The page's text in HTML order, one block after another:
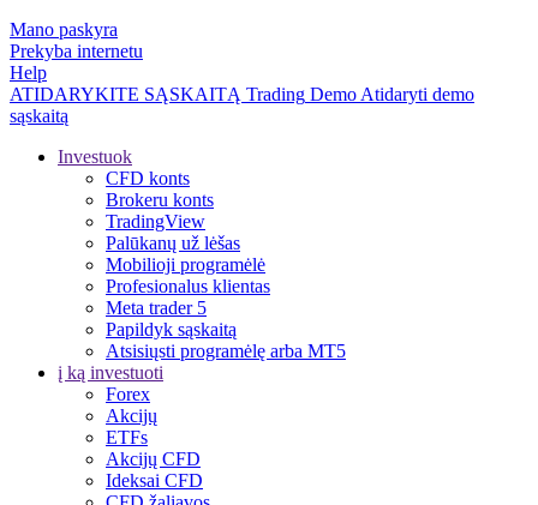
Mano paskyra
Prekyba internetu
Help
ATIDARYKITE SĄSKAITĄ Trading Demo Atidaryti demo
sąskaitą
Investuok
CFD konts
Brokeru konts
TradingView
Palūkanų už lėšas
Mobilioji programėlė
Profesionalus klientas
Meta trader 5
Papildyk sąskaitą
Atsisiųsti programėlę arba MT5
į ką investuoti
Forex
Akcijų
ETFs
Akcijų CFD
Ideksai CFD